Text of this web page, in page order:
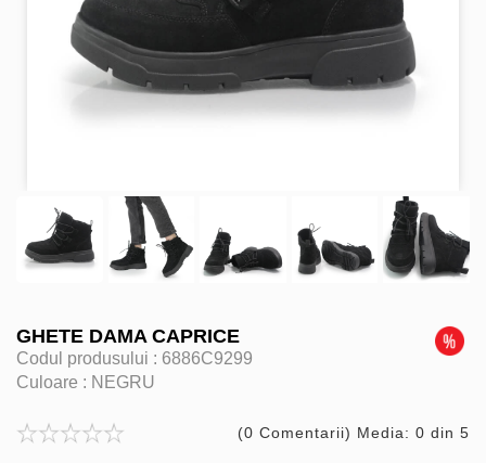
GHETE DAMA CAPRICE
Codul produsului : 6886C9299
Culoare : NEGRU
(0 Comentarii) Media: 0 din 5